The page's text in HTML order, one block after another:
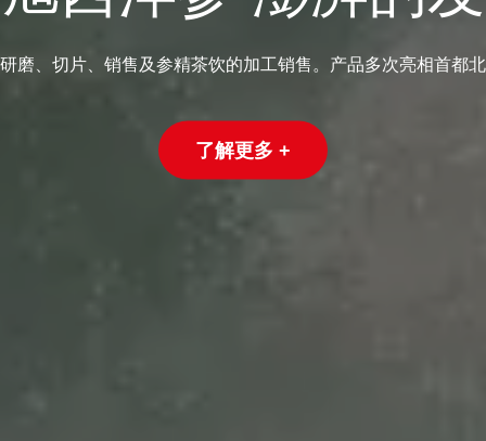
磨、切片、销售及参精茶饮的加工销售。产品多次亮相首都
了解更多 +